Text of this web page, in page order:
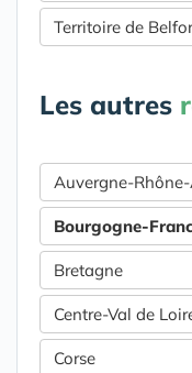
Territoire de
Les autres
Auvergne-
Bourgogne-
Bretagne
Centre-Val de
Corse